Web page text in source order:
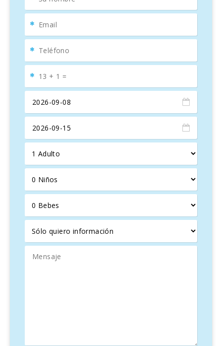
La caseta está a pocos minutos de
S′Arenal, ideales para familias.Cala d′Or, con su estilo
ibicenco ypuerto deportivo
cafeterías y tiendas de lujo. Además,S’HortayCalonge
brindan rutas para caminatas y paseos en bicicleta por
CONEXIÓN RÁPIDA AL SUR DE MALLORCA
La carreteraMA-4012
, a solo 100 metros de la caseta,
, los mercados
FelanitxyPalma, facilitando la exploración de la isla.